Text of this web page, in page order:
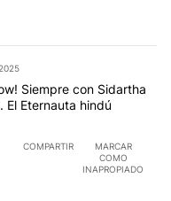
Siempre con Sidartha
El Eternauta hindú
COMPARTIR
MARCAR
COMO
INAPROPIADO